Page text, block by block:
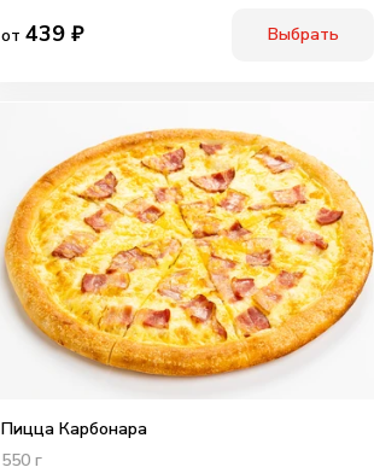
от 439 ₽ Выбрать
Пицца Карбонара
550 г